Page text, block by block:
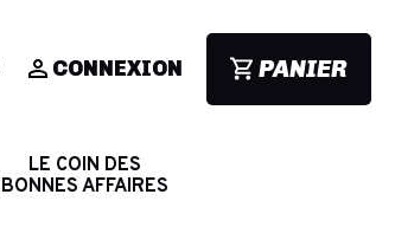
CONNEXION PANIER
LE COIN DES
BONNES AFFAIRES